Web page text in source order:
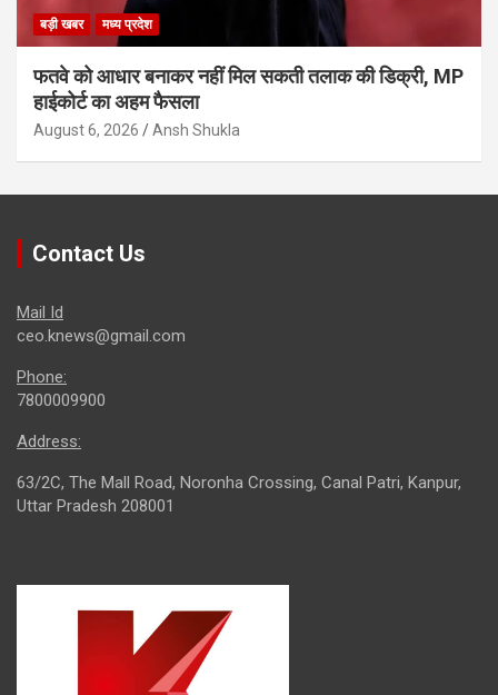
बड़ी खबर मध्य प्रदेश
फतवे को आधार बनाकर नहीं मिल सकती तलाक की डिक्री, MP
हाईकोर्ट का अहम फैसला
August 6, 2026 Ansh Shukla
Contact Us
Mail Id
ceo.knews@gmail.com
Phone:
7800009900
Address:
63/2C, The Mall Road, Noronha Crossing, Canal Patri, Kanpur,
Uttar Pradesh 208001